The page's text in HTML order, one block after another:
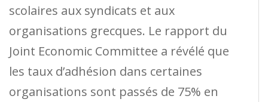
scolaires aux syndicats et aux
organisations grecques. Le rapport du
Joint Economic Committee a révélé que
les taux d’adhésion dans certaines
organisations sont passés de 75% en